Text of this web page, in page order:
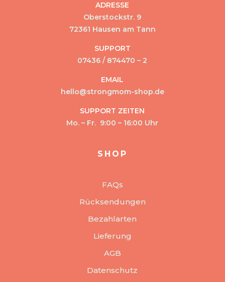
ADRESSE
Oberstockstr. 9
72361 Hausen am Tann
SUPPORT
07436 / 874470 – 2
EMAIL
hello@strongmom-shop.de
SUPPORT ZEITEN
Mo. – Fr. 9:00 – 16:00 Uhr
SHOP
FAQs
Rücksendungen
Bezahlarten
Lieferung
AGB
Datenschutz